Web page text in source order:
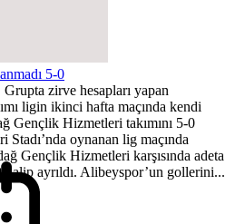
5-0
zirve hesapları yapan
ligin ikinci hafta maçında kendi
Gençlik Hizmetleri takımını 5-0
oynanan lig maçında
Gençlik Hizmetleri karşısında adeta
ayrıldı. Alibeyspor’un gollerini...